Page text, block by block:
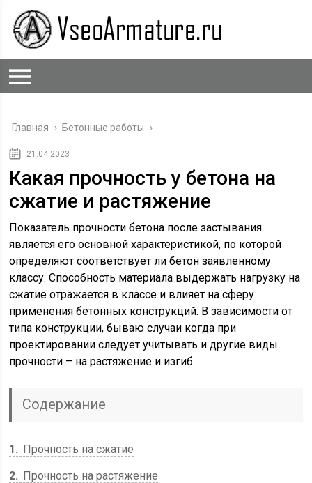
Главная › Бетонные работы ›
21.04.2023
Какая прочность у бетона на
сжатие и растяжение
Показатель прочности бетона после застывания
является его основной характеристикой, по которой
определяют соответствует ли бетон заявленному
классу. Способность материала выдержать нагрузку на
сжатие отражается в классе и влияет на сферу
применения бетонных конструкций. В зависимости от
типа конструкции, бываю случаи когда при
проектировании следует учитывать и другие виды
прочности – на растяжение и изгиб.
Содержание
1
Прочность на сжатие
2
Прочность на растяжение